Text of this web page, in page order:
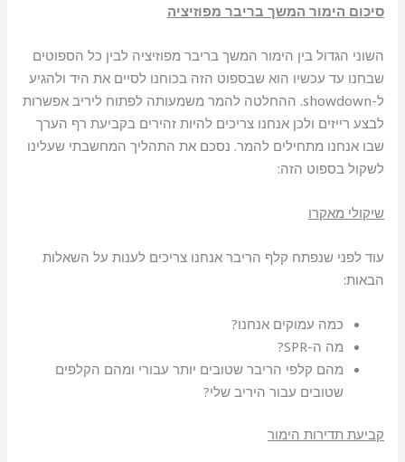
סיכום הימור המשך בריבר מפוזיציה
השוני הגדול בין הימור המשך בריבר מפוזיציה לבין כל הספוטים
שבחנו עד עכשיו הוא שבספוט הזה בכוחנו לסיים את היד ולהגיע
ל-showdown. ההחלטה להמר משמעותה לפתוח ליריב אפשרות
לבצע רייזים ולכן אנחנו צריכים להיות זהירים בקביעת רף הערך
שבו אנחנו מתחילים להמר. נסכם את התהליך המחשבתי שעלינו
לשקול בספוט הזה:
שיקולי מאקרו
עוד לפני שנפתח קלף הריבר אנחנו צריכים לענות על השאלות
הבאות:
כמה עמוקים אנחנו?
מה ה-SPR?
מהם קלפי הריבר שטובים יותר עבורי ומהם הקלפים
שטובים עבור היריב שלי?
קביעת תדירות הימור